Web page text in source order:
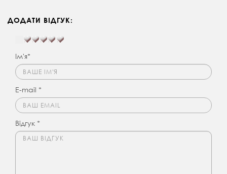
ДОДАТИ ВІДГУК:
Ім'я*
E-mail *
Відгук *